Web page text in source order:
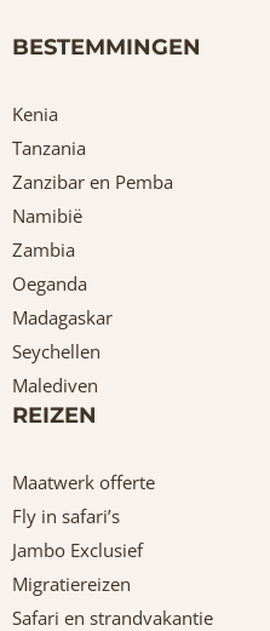
BESTEMMINGEN
Kenia
Tanzania
Zanzibar en Pemba
Namibië
Zambia
Oeganda
Madagaskar
Seychellen
Malediven
REIZEN
Maatwerk offerte
Fly in safari’s
Jambo Exclusief
Migratiereizen
Safari en strandvakantie